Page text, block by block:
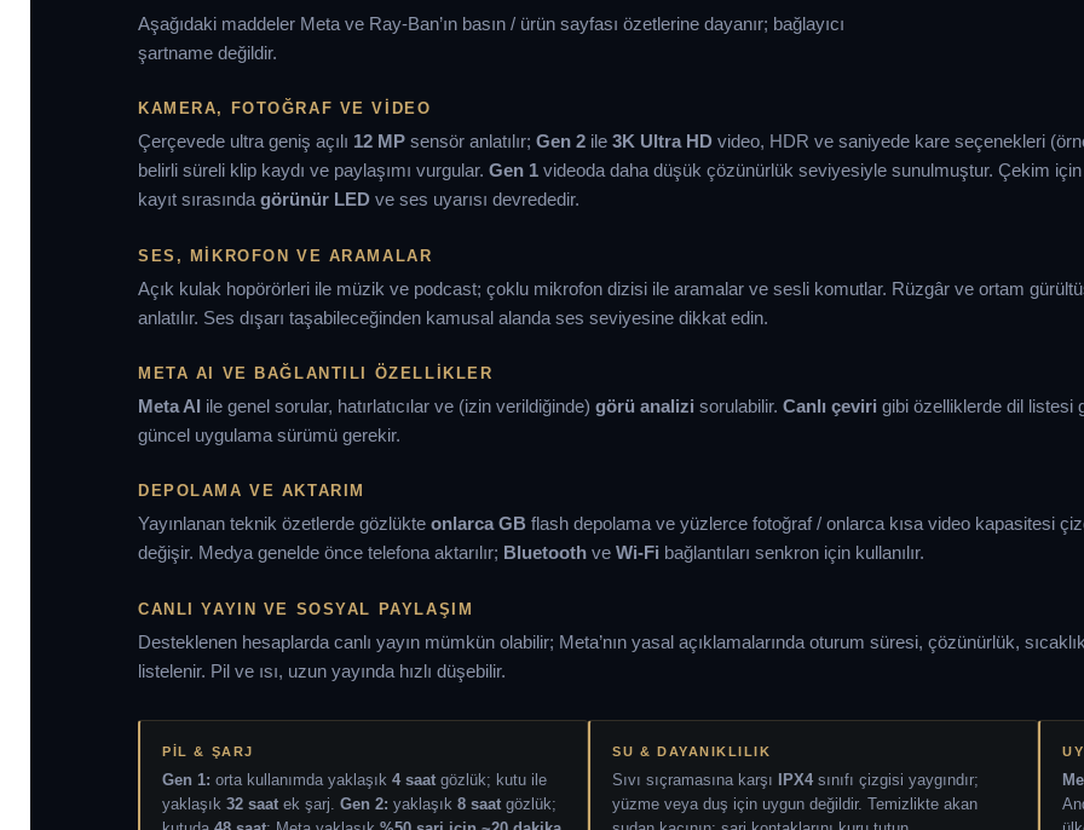
Aşağıdaki maddeler Meta ve Ray-Ban’ın basın / ürün sayfası özetlerine dayanır; bağlayıcı
şartname değildir.
KAMERA, FOTOĞRAF VE VIDEO
Çerçevede ultra geniş açılı 12 MP sensör anlatılır; Gen 2 ile 3K Ultra HD video, HDR ve saniyede kare seçenekleri
belirli süreli klip kaydı ve paylaşımı vurgular. Gen 1 videoda daha düşük çözünürlük seviyesiyle sunulmuştur. Çekim için
kayıt sırasındagörünür LED ve ses uyarısı devrededir.
SES, MIKROFON VE ARAMALAR
Açık kulak hopörörleri ile müzik ve podcast; çoklu mikrofon dizisi ile aramalar ve sesli komutlar. Rüzgâr ve ortam
anlatılır. Ses dışarı taşabileceğinden kamusal alanda ses seviyesine dikkat edin.
META AI VE BAĞLANTILI ÖZELLIKLER
Meta AI ile genel sorular, hatırlatıcılar ve (izin verildiğinde) görü analizi sorulabilir. Canlı çeviri gibi özelliklerde dil listesi
güncel uygulama sürümü gerekir.
DEPOLAMA VE AKTARIM
Yayınlanan teknik özetlerde gözlükte onlarca GB flash depolama ve yüzlerce fotoğraf / onlarca kısa video kapasitesi
değişir. Medya genelde önce telefona aktarılır; Bluetooth ve Wi-Fi bağlantıları senkron için kullanılır.
CANLI YAYIN VE SOSYAL PAYLAŞIM
Desteklenen hesaplarda canlı yayın mümkün olabilir; Meta’nın yasal açıklamalarında oturum süresi, çözünürlük,
listelenir. Pil ve ısı, uzun yayında hızlı düşebilir.
PIL & ŞARJ
Gen 1: orta kullanımda yaklaşık4 saat gözlük; kutu ile
yaklaşık32 saat ek şarj.Gen 2: yaklaşık8 saat gözlük;
SU & DAYANIKLILIK
Sıvı sıçramasına karşı IPX4 sınıfı çizgisi yaygındır;
yüzme veya duş için uygun değildir. Temizlikte akan